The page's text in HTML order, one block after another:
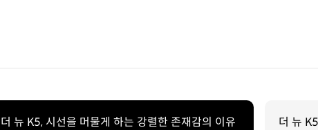
더 뉴 K5, 시선을 머물게 하는 강렬한 존재감의 이유
더 뉴